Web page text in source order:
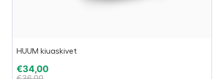
HUUM kiuaskivet
€34,00